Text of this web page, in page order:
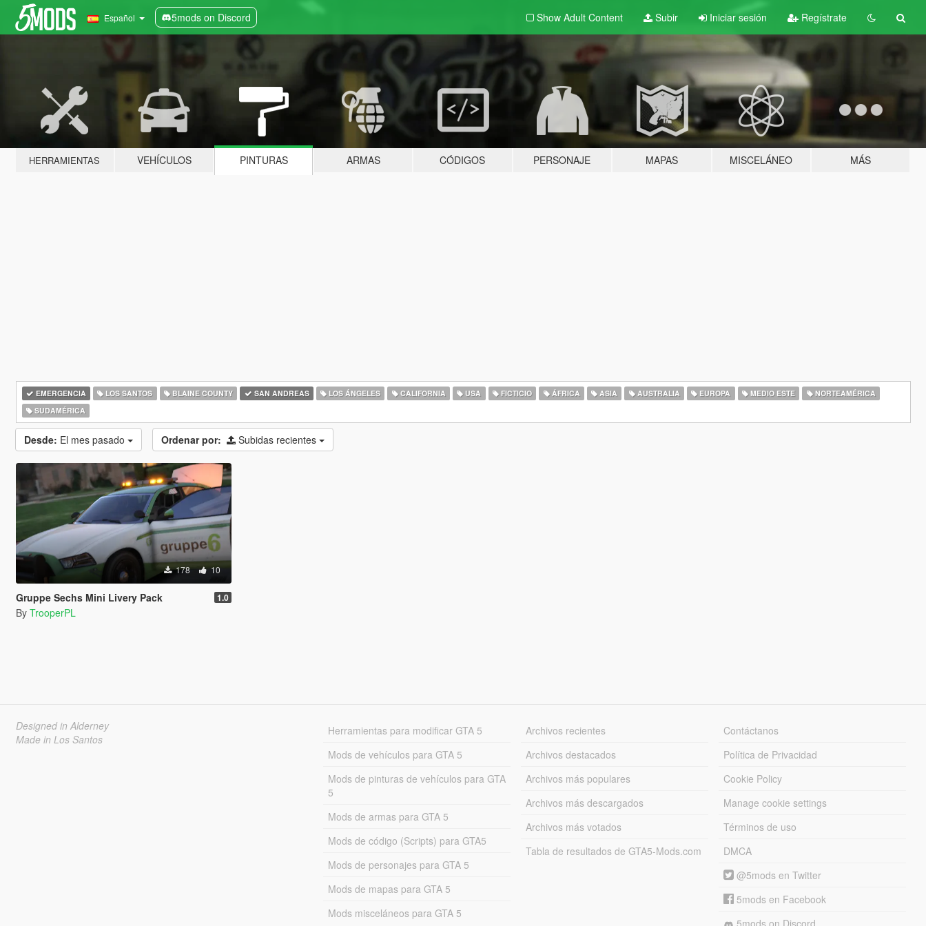
Español 5mods on Discord Show Adult Content Subir Iniciar sesión Regístrate
HERRAMIENTAS VEHÍCULOS PINTURAS ARMAS CÓDIGOS PERSONAJE MAPAS MISCELÁNEO MÁS
EMERGENCIA LOS SANTOS BLAINE COUNTY SAN ANDREAS LOS ÁNGELES CALIFORNIA USA FICTICIO ÁFRICA ASIA AUSTRALIA EUROPA MEDIO ESTE
NORTEAMÉRICA
SUDAMÉRICA
Desde: El mes pasado Ordenar por: Subidas recientes
178 10
Gruppe Sechs Mini Livery Pack 1.0
By TrooperPL
Designed in Alderney
Made in Los Santos
Herramientas para modificar GTA 5
Mods de vehículos para GTA 5
Mods de pinturas de vehículos para GTA
5
Mods de armas para GTA 5
Mods de código (Scripts) para GTA5
Mods de personajes para GTA 5
Mods de mapas para GTA 5
Mods misceláneos para GTA 5
Archivos recientes
Archivos destacados
Archivos más populares
Archivos más descargados
Archivos más votados
Tabla de resultados de GTA5-Mods.com
Contáctanos
Política de Privacidad
Cookie Policy
Manage cookie settings
Términos de uso
DMCA
@5mods en Twitter
5mods en Facebook
5mods on Discord